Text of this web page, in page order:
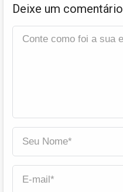
Deixe um comentário